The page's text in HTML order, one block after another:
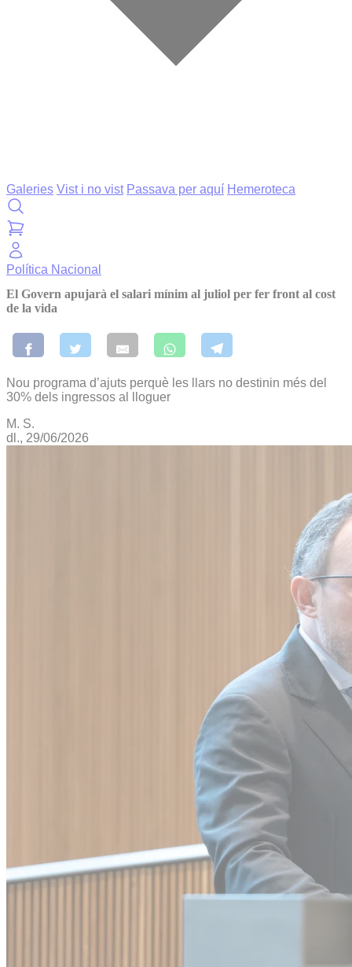
Galeries Vist i no vist Passava per aquí Hemeroteca
Política Nacional
El Govern apujarà el salari mínim al juliol per fer front al cost
de la vida
Nou programa d’ajuts perquè les llars no destinin més del
30% dels ingressos al lloguer
M. S.
dl., 29/06/2026